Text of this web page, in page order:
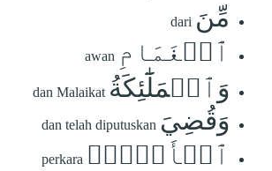
مِّنَ dari
ٱلۡغَمَامِ awan
وَٱلۡمَلَٰٓئِكَةُ dan Malaikat
وَقُضِيَ dan telah diputuskan
ٱلۡأَمۡرُۚ perkara